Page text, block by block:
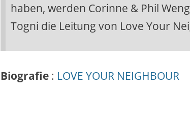
haben, werden Corinne & Phil
Togni die Leitung von Love Your
Biografie : LOVE YOUR NEIGHBOUR